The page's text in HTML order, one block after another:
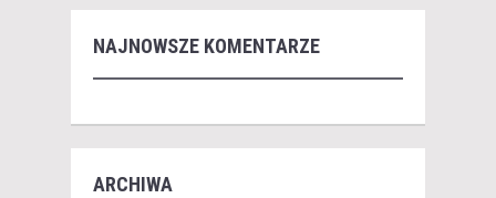
NAJNOWSZE KOMENTARZE
ARCHIWA